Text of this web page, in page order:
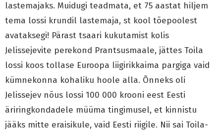
lastemajaks. Muidugi teadmata, et 75 aastat hiljem
tema lossi krundil lastemaja, st kool tõepoolest
avataksegi! Pärast tsaari kukutamist kolis
Jelissejevite perekond Prantsusmaale, jättes Toila
lossi koos tollase Euroopa liigirikkaima pargiga vaid
kümnekonna kohaliku hoole alla. Õnneks oli
Jelissejev nõus lossi 100 000 krooni eest Eesti
äriringkondadele müüma tingimusel, et kinnistu
jääks mitte eraisikule, vaid Eesti riigile. Nii sai Toila-